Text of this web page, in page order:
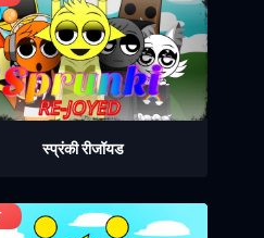
स्प्रंकी रीजॉयड